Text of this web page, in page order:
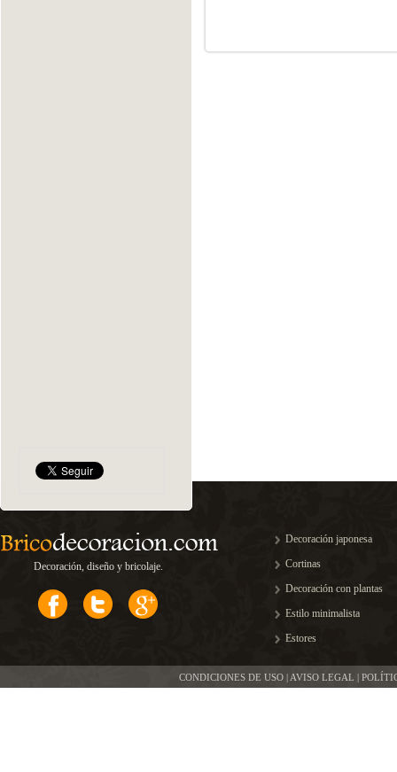
Decoración, diseño y bricolaje.
Decoración japonesa
Cortinas
Decoración con plantas
Estilo minimalista
Estores
CONDICIONES DE USO | AVISO LEGAL |